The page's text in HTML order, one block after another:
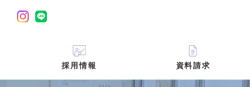
採用情報 資料請求